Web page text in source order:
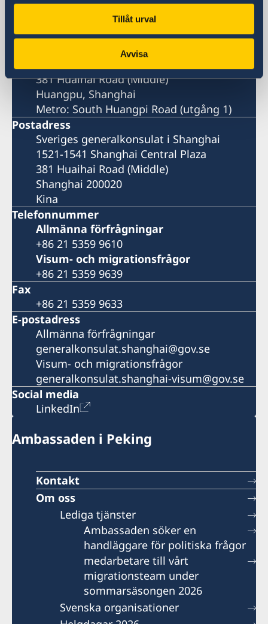
Tillåt urval
Avvisa
Sveriges generalkonsulat i Shanghai
381 Huaihai Road (Middle)
Huangpu, Shanghai
Metro: South Huangpi Road (utgång 1)
Postadress
Sveriges generalkonsulat i Shanghai
1521-1541 Shanghai Central Plaza
381 Huaihai Road (Middle)
Shanghai 200020
Kina
Telefonnummer
Allmänna förfrågningar
+86 21 5359 9610
Visum- och migrationsfrågor
+86 21 5359 9639
Fax
+86 21 5359 9633
E-postadress
Allmänna förfrågningar
generalkonsulat.shanghai@gov.se
Visum- och migrationsfrågor
generalkonsulat.shanghai-visum@gov.se
Social media
LinkedIn
Ambassaden i Peking
Kontakt
Om oss
Lediga tjänster
Ambassaden söker en
handläggare för politiska frågor
medarbetare till vårt
migrationsteam under
sommarsäsongen 2026
Svenska organisationer